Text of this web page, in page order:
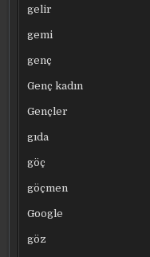
gelir
gemi
genç
Genç kadın
Gençler
gıda
göç
göçmen
Google
göz